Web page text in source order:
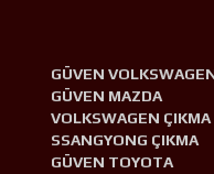
GÜVEN
GÜVEN MAZDA
VOLKSWAGEN ÇIKMA
SSANGYONG ÇIKMA
GÜVEN TOYOTA